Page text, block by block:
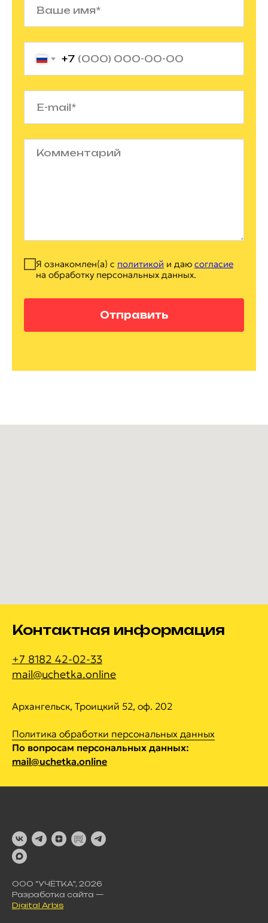
+7
Я ознакомлен(а) с политикой и даю согласие
на обработку персональных данных.
Отправить
Контактная информация
+7 8182 42-02-33
mail@uchetka.online
Архангельск, Троицкий 52, оф. 202
Политика обработки персональных данных
По вопросам персональных данных:
mail@uchetka.online
ООО "УЧЁТКА", 2026
Разработка сайта —
Digital Arbis